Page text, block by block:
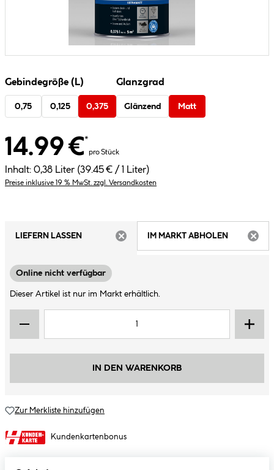
Gebindegröße (L)
0,75 0,125 0,375
Glanzgrad
Glänzend Matt
14.99 €*
pro Stück
Inhalt: 0,38 Liter (39.45 € / 1 Liter)
Preise inklusive 19 % MwSt. zzgl. Versandkosten
LIEFERN LASSEN
IM MARKT ABHOLEN
Online nicht verfügbar
Dieser Artikel ist nur im Markt erhältlich.
IN DEN WARENKORB
Zur Merkliste hinzufügen
Kundenkartenbonus